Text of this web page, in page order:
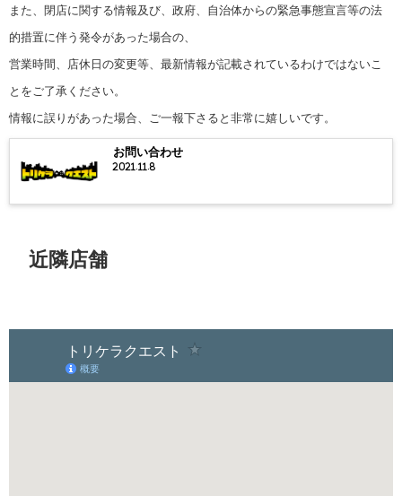
また、閉店に関する情報及び、政府、自治体からの緊急事態宣言等の法
的措置に伴う発令があった場合の、
営業時間、店休日の変更等、最新情報が記載されているわけではないこ
とをご了承ください。
情報に誤りがあった場合、ご一報下さると非常に嬉しいです。
お問い合わせ
2021.11.8
近隣店舗